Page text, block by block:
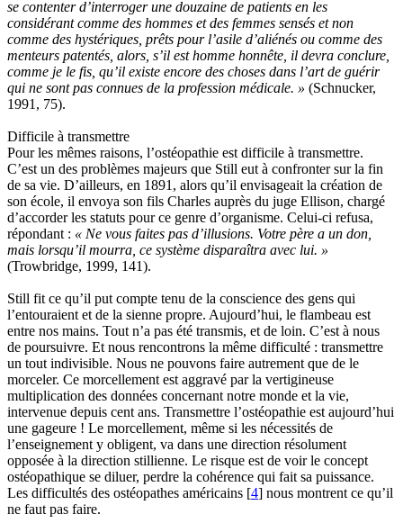
se contenter d’interroger une douzaine de patients en les
considérant comme des hommes et des femmes sensés et non
comme des hystériques, prêts pour l’asile d’aliénés ou comme des
menteurs patentés, alors, s’il est homme honnête, il devra conclure,
comme je le fis, qu’il existe encore des choses dans l’art de guérir
qui ne sont pas connues de la profession médicale. » (Schnucker,
1991, 75).
Difficile à transmettre
Pour les mêmes raisons, l’ostéopathie est difficile à transmettre.
C’est un des problèmes majeurs que Still eut à confronter sur la fin
de sa vie. D’ailleurs, en 1891, alors qu’il envisageait la création de
son école, il envoya son fils Charles auprès du juge Ellison, chargé
d’accorder les statuts pour ce genre d’organisme. Celui-ci refusa,
répondant : « Ne vous faites pas d’illusions. Votre père a un don,
mais lorsqu’il mourra, ce système disparaîtra avec lui. »
(Trowbridge, 1999, 141).
Still fit ce qu’il put compte tenu de la conscience des gens qui
l’entouraient et de la sienne propre. Aujourd’hui, le flambeau est
entre nos mains. Tout n’a pas été transmis, et de loin. C’est à nous
de poursuivre. Et nous rencontrons la même difficulté : transmettre
un tout indivisible. Nous ne pouvons faire autrement que de le
morceler. Ce morcellement est aggravé par la vertigineuse
multiplication des données concernant notre monde et la vie,
intervenue depuis cent ans. Transmettre l’ostéopathie est aujourd’hui
une gageure ! Le morcellement, même si les nécessités de
l’enseignement y obligent, va dans une direction résolument
opposée à la direction stillienne. Le risque est de voir le concept
ostéopathique se diluer, perdre la cohérence qui fait sa puissance.
Les difficultés des ostéopathes américains [4] nous montrent ce qu’il
ne faut pas faire.